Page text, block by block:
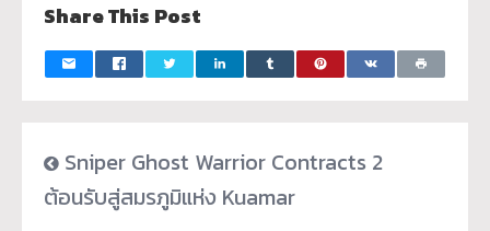
Share This Post
Sniper Ghost Warrior Contracts 2
ต้อนรับสู่สมรภูมิแห่ง Kuamar